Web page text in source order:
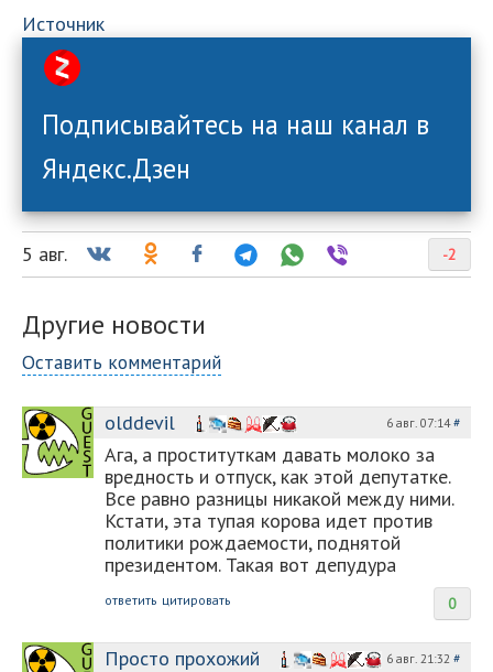
Источник
Подписывайтесь на наш канал в
Яндекс.Дзен
-2
5 авг.
Другие новости
Оставить комментарий
olddevil 6 авг. 07:14#
Ага, а проституткам давать молоко за
вредность и отпуск, как этой депутатке.
Все равно разницы никакой между ними.
Кстати, эта тупая корова идет против
политики рождаемости, поднятой
президентом. Такая вот депудура
0
ответить цитировать
Просто прохожий 6 авг. 21:32 #